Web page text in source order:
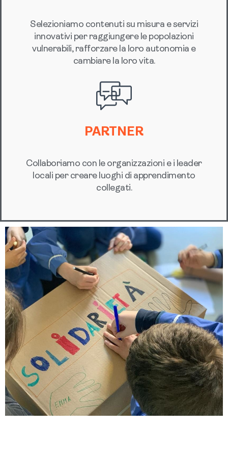
Selezioniamo contenuti su misura e servizi
innovativi per raggiungere le popolazioni
vulnerabili, rafforzare la loro autonomia e
cambiare la loro vita.
PARTNER
Collaboriamo con le organizzazioni e i leader
locali per creare luoghi di apprendimento
collegati.